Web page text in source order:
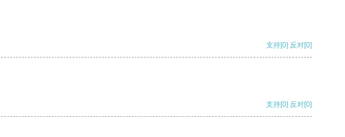
支持[0] 反对[0]
支持[0] 反对[0]